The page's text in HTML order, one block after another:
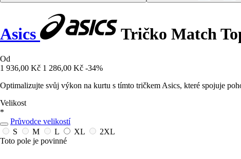
Asics Tričko Match
Od
1 936,00 Kč 1 286,00 Kč -34%
Optimalizujte svůj výkon na kurtu s tímto tričkem Asics, které spojuje
Velikost
*
Průvodce velikostí
S
M L XL
2XL
Toto pole je povinné